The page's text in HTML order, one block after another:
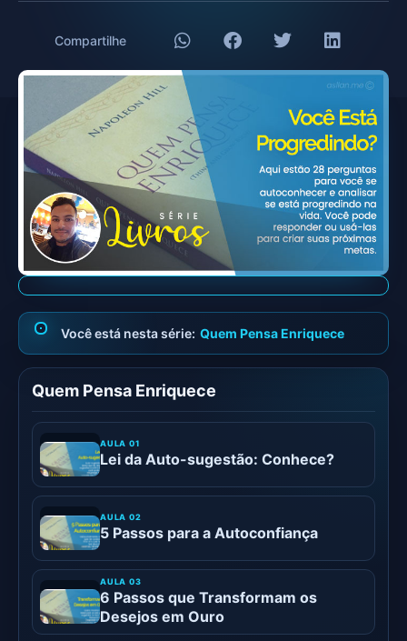
Compartilhe
Quem Pensa Enriquece
Quem Pensa Enriquece
Lei da Auto-sugestão: Conhece?
5 Passos para a Autoconfiança
6 Passos que Transformam os
Desejos em Ouro